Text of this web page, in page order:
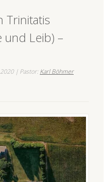
Trinitatis
und Leib) –
| Pastor: Karl Böhmer